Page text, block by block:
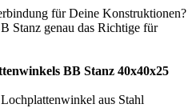
für Deine Konstruktionen?
Stanz genau das Richtige für
BB Stanz 40x40x25
aus Stahl